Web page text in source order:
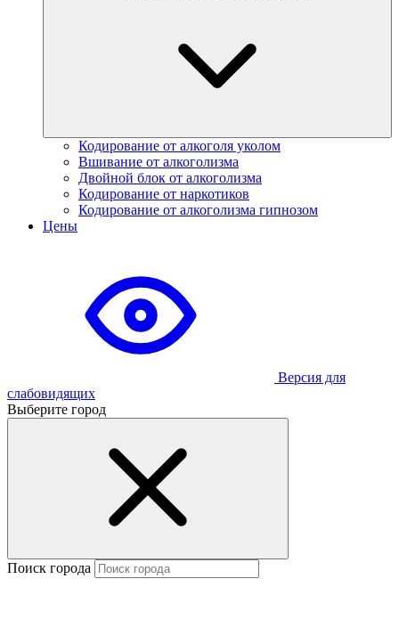
Кодирование от алкоголя уколом
Вшивание от алкоголизма
Двойной блок от алкоголизма
Кодирование от наркотиков
Кодирование от алкоголизма гипнозом
Цены
Версия для
слабовидящих
Выберите город
Поиск города